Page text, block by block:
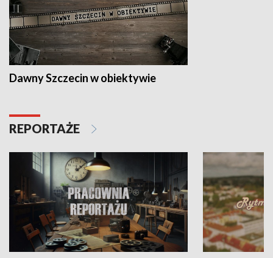
Dawny Szczecin w obiektywie
REPORTAŻE